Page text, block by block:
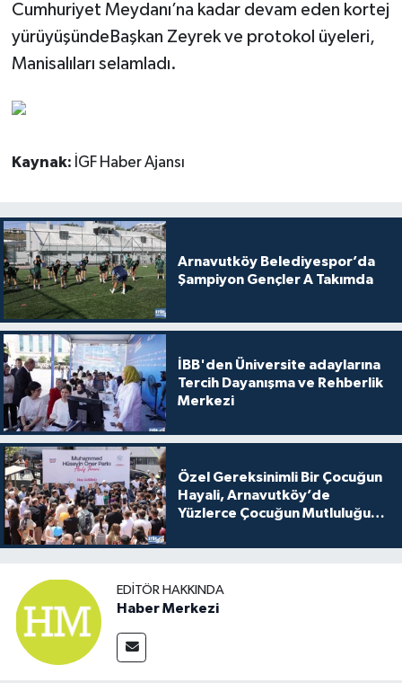
Cumhuriyet Meydanı’na kadar devam eden kortej
yürüyüşündeBaşkan Zeyrek ve protokol üyeleri,
Manisalıları selamladı.
Kaynak: İGF Haber Ajansı
Arnavutköy Belediyespor’da
Şampiyon Gençler A Takımda
İBB'den Üniversite adaylarına
Tercih Dayanışma ve Rehberlik
Merkezi
Özel Gereksinimli Bir Çocuğun
Hayali, Arnavutköy’de
Yüzlerce Çocuğun Mutluluğu
EDITÖR HAKKINDA
Haber Merkezi